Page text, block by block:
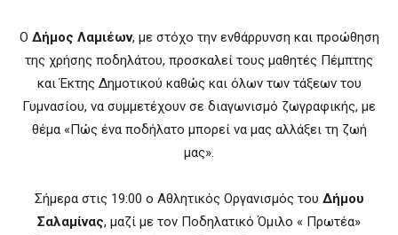
Ο Δήμος Λαμιέων, με στόχο την ενθάρρυνση και προώθηση
της χρήσης ποδηλάτου, προσκαλεί τους μαθητές Πέμπτης
και Έκτης Δημοτικού καθώς και όλων των τάξεων του
Γυμνασίου, να συμμετέχουν σε διαγωνισμό ζωγραφικής, με
θέμα «Πώς ένα ποδήλατο μπορεί να μας αλλάξει τη ζωή
μας».
Σήμερα στις 19:00 ο Αθλητικός Οργανισμός του Δήμου
Σαλαμίνας, μαζί με τον Ποδηλατικό Όμιλο « Πρωτέα»